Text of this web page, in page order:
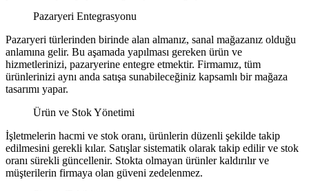
Pazaryeri Entegrasyonu
Pazaryeri türlerinden birinde alan almanız, sanal mağazanız olduğu
anlamına gelir. Bu aşamada yapılması gereken ürün ve
hizmetlerinizi, pazaryerine entegre etmektir. Firmamız, tüm
ürünlerinizi aynı anda satışa sunabileceğiniz kapsamlı bir mağaza
tasarımı yapar.
Ürün ve Stok Yönetimi
İşletmelerin hacmi ve stok oranı, ürünlerin düzenli şekilde takip
edilmesini gerekli kılar. Satışlar sistematik olarak takip edilir ve stok
oranı sürekli güncellenir. Stokta olmayan ürünler kaldırılır ve
müşterilerin firmaya olan güveni zedelenmez.